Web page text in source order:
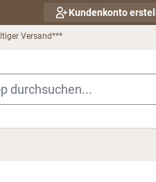
Kundenkonto
Versand***